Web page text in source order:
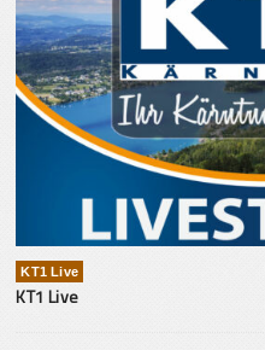
KT1 Live
KT1 Live